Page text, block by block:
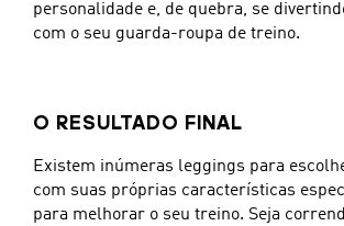
personalidade e, de quebra, se
com o seu guarda-roupa de treino.
O RESULTADO FINAL
Existem inúmeras leggings para
com suas próprias características
para melhorar o seu treino. Seja